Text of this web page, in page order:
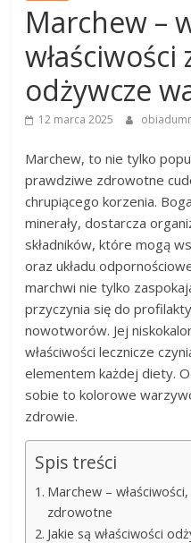
Marchew –
odżywcze
12 marca 2025
Marchew, to nie tylko
prawdziwe zdrowotne
chrupiącego korzenia.
minerały, dostarcza
składników, które mogą
oraz układu
marchwi nie tylko
przyczynia się do
nowotworów. Jej
właściwości lecznicze
elementem każdej diety.
sobie to kolorowe
zdrowie.
Spis treści
Marchew –
zdrowotne
Jakie są właściwości